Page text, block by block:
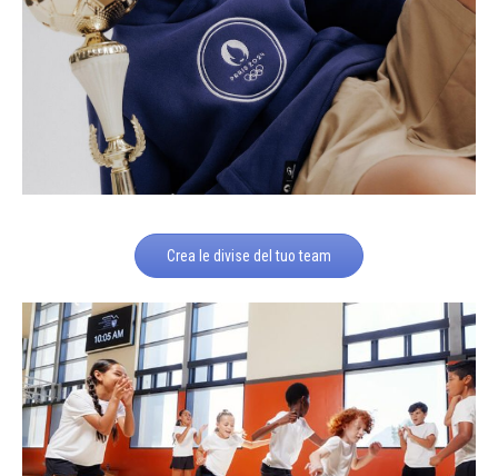
Crea le divise del tuo team